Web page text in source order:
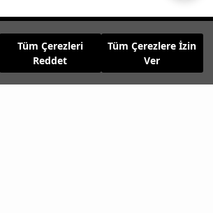
Tüm Çerezleri
Reddet
Tüm Çerezlere İzin
Ver